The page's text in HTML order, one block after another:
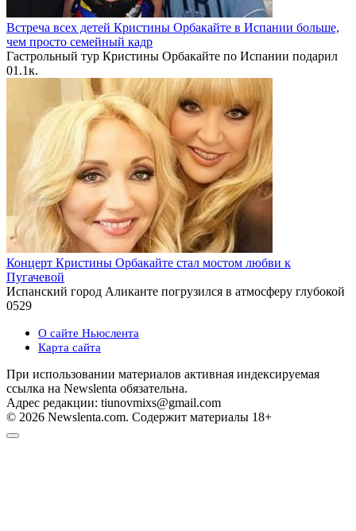
Встреча всех детей Кристины Орбакайте в Испании больше,
чем просто семейный кадр
Гастрольный тур Кристины Орбакайте по Испании подарил
01.1к.
Концерт Кристины Орбакайте стал мостом любви к
Пугачевой
Испанский город Аликанте погрузился в атмосферу глубокой
0529
О сайте Ньюслента
Карта сайта
При использовании материалов активная индексируемая
ссылка на Newslenta обязательна.
Адрес редакции: tiunovmixs@gmail.com
© 2026 Newslenta.com. Содержит материалы 18+